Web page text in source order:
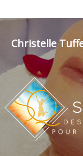
Christelle